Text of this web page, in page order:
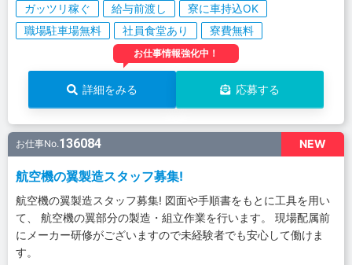
ガッツリ稼ぐ
給与前渡し
寮に車持込OK
職場駐車場無料
社員食堂あり 寮費無料
お仕事情報強化中！
詳細をみる 応募する
NEW
お仕事No.136084
航空機の翼製造スタッフ募集!
航空機の翼製造スタッフ募集! 図面や手順書をもとに工具を用い
て、 航空機の翼部分の製造・組立作業を行います。 現場配属前
にメーカー研修がございますので未経験者でも安心して働けま
す。